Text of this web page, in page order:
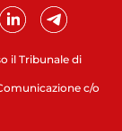
il Tribunale di
c/o